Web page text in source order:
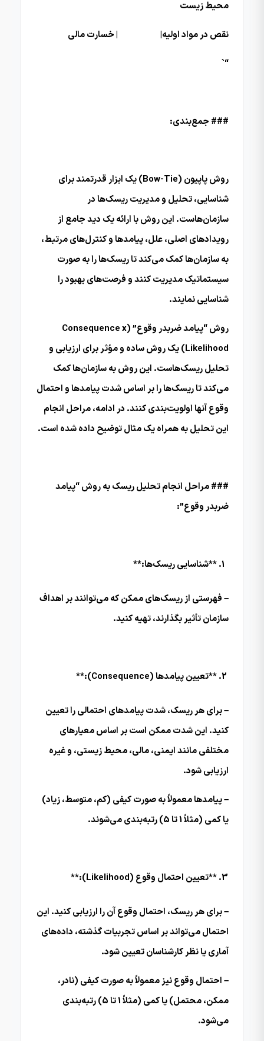
محیط زیست
نقص در مواد اولیه| | خسارت مالی
“`
### جمع‌بندی:
روش پاپیون (Bow-Tie) یک ابزار قدرتمند برای
شناسایی، تحلیل و مدیریت ریسک‌ها در
سازمان‌هاست. این روش با ارائه یک دید جامع از
رویدادهای اصلی، علل، پیامدها و کنترل‌های مرتبط،
به سازمان‌ها کمک می‌کند تا ریسک‌ها را به صورت
سیستماتیک مدیریت کنند و فرصت‌های بهبود را
شناسایی نمایند.
روش “پیامد ضربدر وقوع” (Consequence x
Likelihood) یک روش ساده و مؤثر برای ارزیابی و
تحلیل ریسک‌هاست. این روش به سازمان‌ها کمک
می‌کند تا ریسک‌ها را بر اساس شدت پیامدها و احتمال
وقوع آنها اولویت‌بندی کنند. در ادامه، مراحل انجام
این تحلیل به همراه یک مثال توضیح داده شده است.
### مراحل انجام تحلیل ریسک به روش “پیامد
ضربدر وقوع”:
**شناسایی ریسک‌ها:**
– فهرستی از ریسک‌های ممکن که می‌توانند بر اهداف
سازمان تأثیر بگذارند، تهیه کنید.
**تعیین پیامدها (Consequence):**
– برای هر ریسک، شدت پیامدهای احتمالی را تعیین
کنید. این شدت ممکن است بر اساس معیارهای
مختلفی مانند ایمنی، مالی، محیط زیستی، و غیره
ارزیابی شود.
– پیامدها معمولاً به صورت کیفی (کم، متوسط، زیاد)
یا کمی (مثلاً 1 تا 5) رتبه‌بندی می‌شوند.
**تعیین احتمال وقوع (Likelihood):**
– برای هر ریسک، احتمال وقوع آن را ارزیابی کنید. این
احتمال می‌تواند بر اساس تجربیات گذشته، داده‌های
آماری یا نظر کارشناسان تعیین شود.
– احتمال وقوع نیز معمولاً به صورت کیفی (نادر،
ممکن، محتمل) یا کمی (مثلاً 1 تا 5) رتبه‌بندی
می‌شود.